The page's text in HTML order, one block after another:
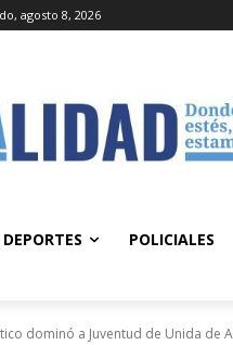
agosto 8, 2026
DEPORTES POLICIALES
dominó a Juventud de Unida de